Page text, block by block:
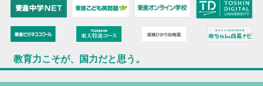
教育力こそが、国力だと思う。